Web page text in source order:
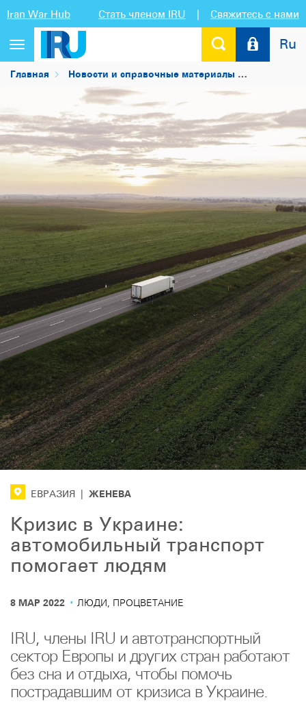
Iran War Hub Стать членом IRU | Свяжитесь с нами
Переключить
навигацию
Ru
Главная Новости и справочные материалы
ЕВРАЗИЯ ЖЕНЕВА
Кризис в Украине:
автомобильный транспорт
помогает людям
8 МАР 2022 · ЛЮДИ, ПРОЦВЕТАНИЕ
IRU, члены IRU и автотранспортный
сектор Европы и других стран работают
без сна и отдыха, чтобы помочь
пострадавшим от кризиса в Украине.